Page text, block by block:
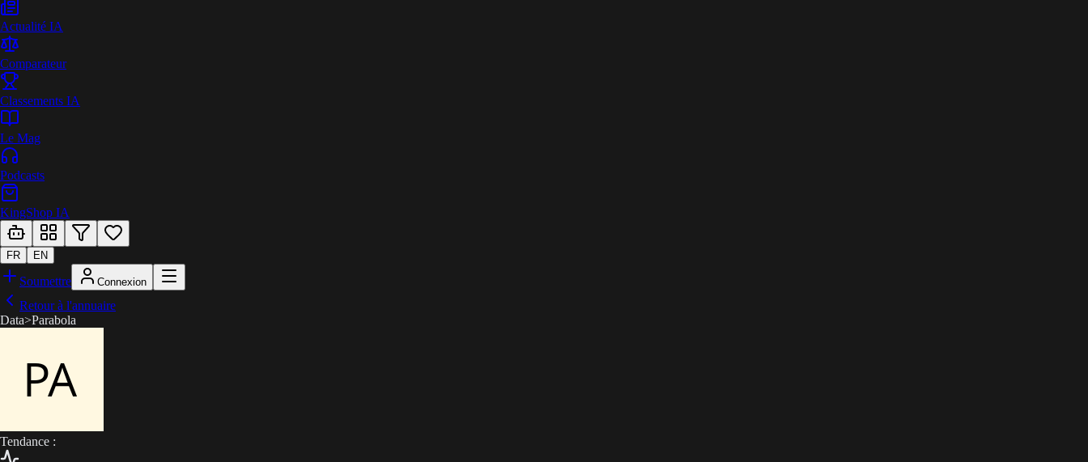
Actualité IA
Comparateur
Classements IA
Le Mag
Podcasts
KingShop IA
FR EN
Soumettre Connexion
Retour à l'annuaire
Data>Parabola
Tendance :